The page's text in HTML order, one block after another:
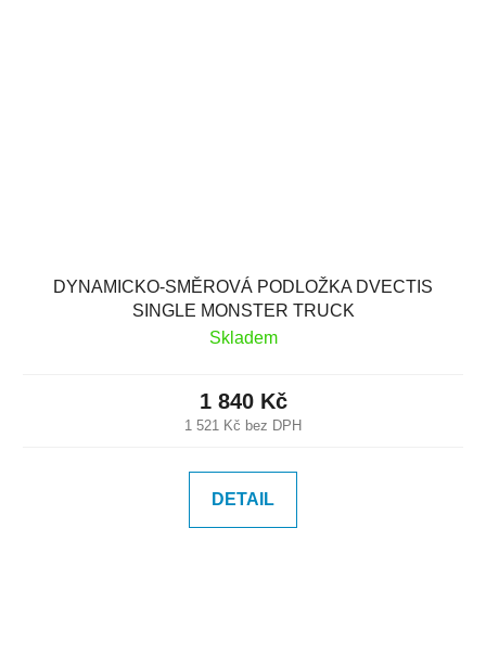
DYNAMICKO-SMĚROVÁ PODLOŽKA DVECTIS
SINGLE MONSTER TRUCK
Skladem
1 521 Kč bez DPH
1 840 Kč
DETAIL